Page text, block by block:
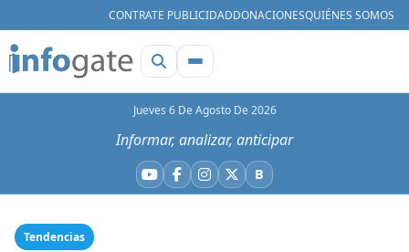
CONTRATE PUBLICIDADDONACIONESQUIÉNES SOMOS
Jueves 6 De Agosto De 2026
Informar, analizar, anticipar
YouTube
Facebook
Instagram
X BBluesky
Tendencias